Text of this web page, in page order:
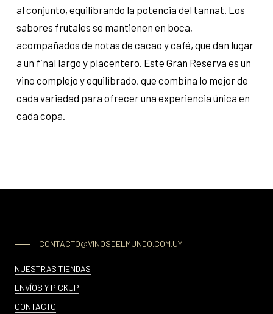
al conjunto, equilibrando la potencia del tannat. Los
sabores frutales se mantienen en boca,
acompañados de notas de cacao y café, que dan lugar
a un final largo y placentero. Este Gran Reserva es un
vino complejo y equilibrado, que combina lo mejor de
cada variedad para ofrecer una experiencia única en
cada copa.
CONTACTO@VINOSDELMUNDO.COM.UY
NUESTRAS TIENDAS
ENVÍOS Y PICKUP
CONTACTO